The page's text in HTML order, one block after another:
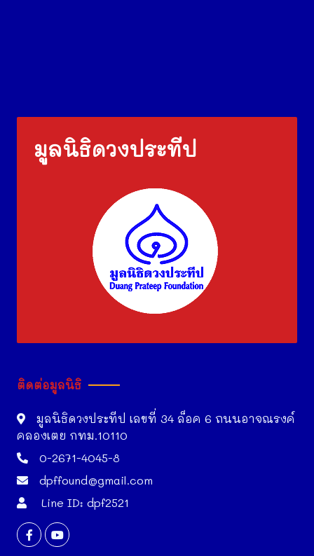
มูลนิธิดวงประทีป
ติดต่อมูลนิธิ
มูลนิธิดวงประทีป เลขที่ 34 ล็อค 6 ถนนอาจณรงค์
คลองเตย กทม.10110
0-2671-4045-8
dpffound@gmail.com
Line ID: dpf2521